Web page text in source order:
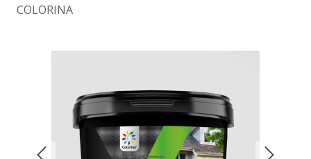
COLORINA